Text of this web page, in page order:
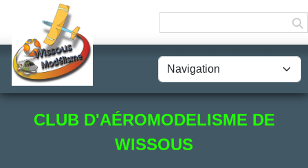
CLUB D'AÉROMODELISME DE
WISSOUS
Panneau de gestion des cookies